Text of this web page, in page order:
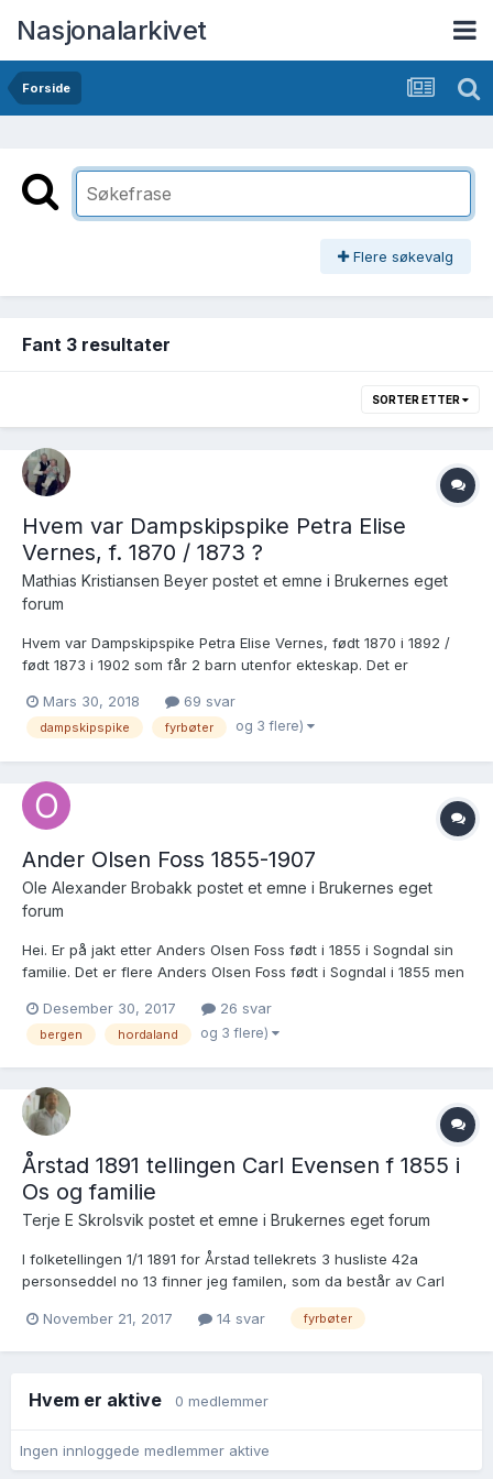
Nasjonalarkivet
Forside
Flere søkevalg
Fant 3 resultater
SORTER ETTER
Hvem var Dampskipspike Petra Elise
Vernes, f. 1870 / 1873 ?
Mathias Kristiansen Beyer postet et emne i Brukernes eget
forum
Hvem var Dampskipspike Petra Elise Vernes, født 1870 i 1892 /
født 1873 i 1902 som får 2 barn utenfor ekteskap. Det er
foreldre Sigurd Bergersen og Petra Elise Vernes sine
etterkommere jeg har intersse av. 1. Marie Elise...
Mars 30, 2018 69 svar
dampskipspike fyrbøter og 3 flere)
Ander Olsen Foss 1855-1907
Ole Alexander Brobakk postet et emne i Brukernes eget
forum
Hei. Er på jakt etter Anders Olsen Foss født i 1855 i Sogndal sin
familie. Det er flere Anders Olsen Foss født i Sogndal i 1855 men
Foss var et stedsnavn som kom som et tillegg til Olsen. Han giftet
seg i Bergen med Baarnille (Nille) Ol...
Desember 30, 2017 26 svar
bergen hordaland og 3 flere)
Årstad 1891 tellingen Carl Evensen f 1855 i
Os og familie
Terje E Skrolsvik postet et emne i Brukernes eget forum
I folketellingen 1/1 1891 for Årstad tellekrets 3 husliste 42a
personseddel no 13 finner jeg familen, som da består av Carl
født i Os og kone Berthe Evensdatter f 1854 i Lavik, Sogn. De er
November 21, 2017 14 svar fyrbøter
Hvem er aktive 0 medlemmer
Ingen innloggede medlemmer aktive